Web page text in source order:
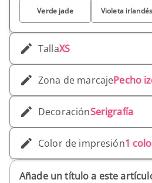
Verde jade Violeta irlandés
TallaXS
Zona de marcajePecho
DecoraciónSerigrafía
Color de impresión1
Añade un título a este